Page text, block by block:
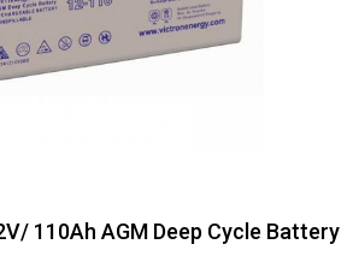
110Ah AGM Deep Cycle Battery